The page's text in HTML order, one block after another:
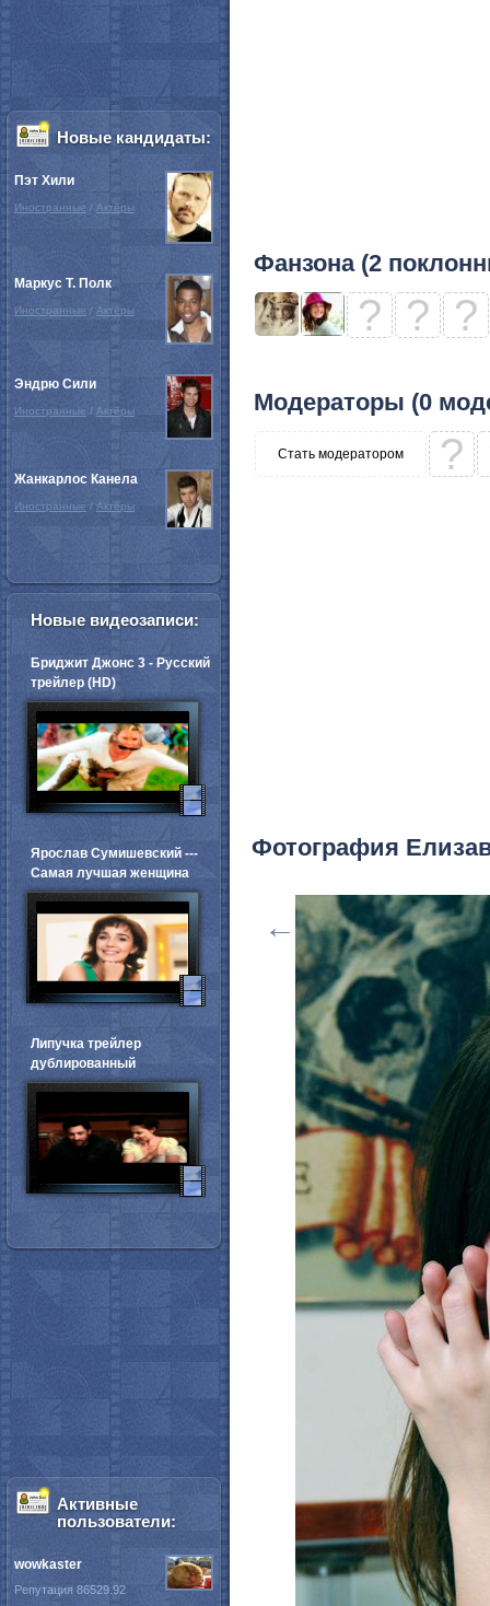
Фанзона (2
? ? ?
Модераторы (0
Стать модератором ?
Фотография
←
Новые кандидаты:
Пэт Хили
Иностранные / Актёры
Маркус Т. Полк
Иностранные / Актёры
Эндрю Сили
Иностранные / Актёры
Жанкарлос Канела
Иностранные / Актёры
Новые видеозаписи:
Бриджит Джонс 3 - Русский
трейлер (HD)
Ярослав Сумишевский ---
Самая лучшая женщина
Липучка трейлер
дублированный
Активные
пользователи:
wowkaster
Репутация 86529.92